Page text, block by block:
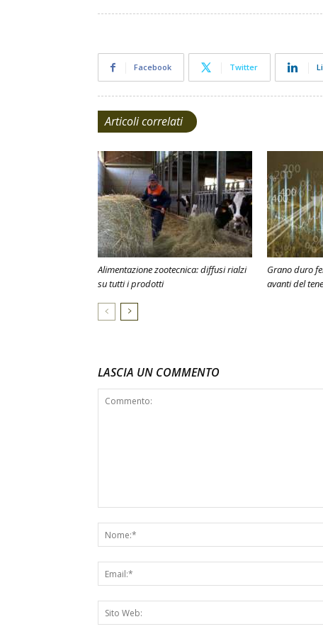
Facebook Twitter
Articoli correlati
Alimentazione zootecnica: diffusi rialzi
su tutti i prodotti
Grano duro
avanti del
LASCIA UN COMMENTO